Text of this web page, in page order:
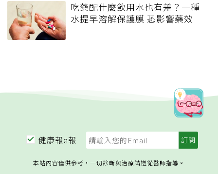
吃藥配什麼飲用水也有差？一種
水提早溶解保護膜 恐影響藥效
健康報e報
本站內容僅供參考，一切診斷與治療請遵從醫師指導。